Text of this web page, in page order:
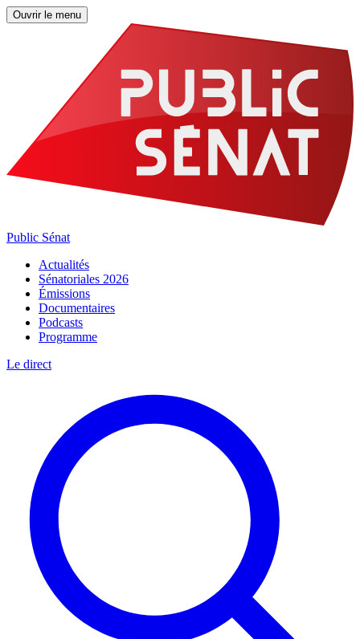
Ouvrir le menu
Public Sénat
Actualités
Sénatoriales 2026
Émissions
Documentaires
Podcasts
Programme
Le direct